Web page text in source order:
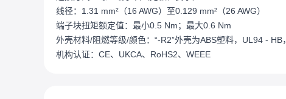
线径：1.31 mm²（16 AWG）至0.129 mm²（26 AWG）
端子块扭矩额定值：最小0.5 Nm；最大0.6 Nm
外壳材料/阻燃等级/颜色：“-R2”外壳为ABS塑料，UL94 -
机构认证：CE、UKCA、RoHS2、WEEE